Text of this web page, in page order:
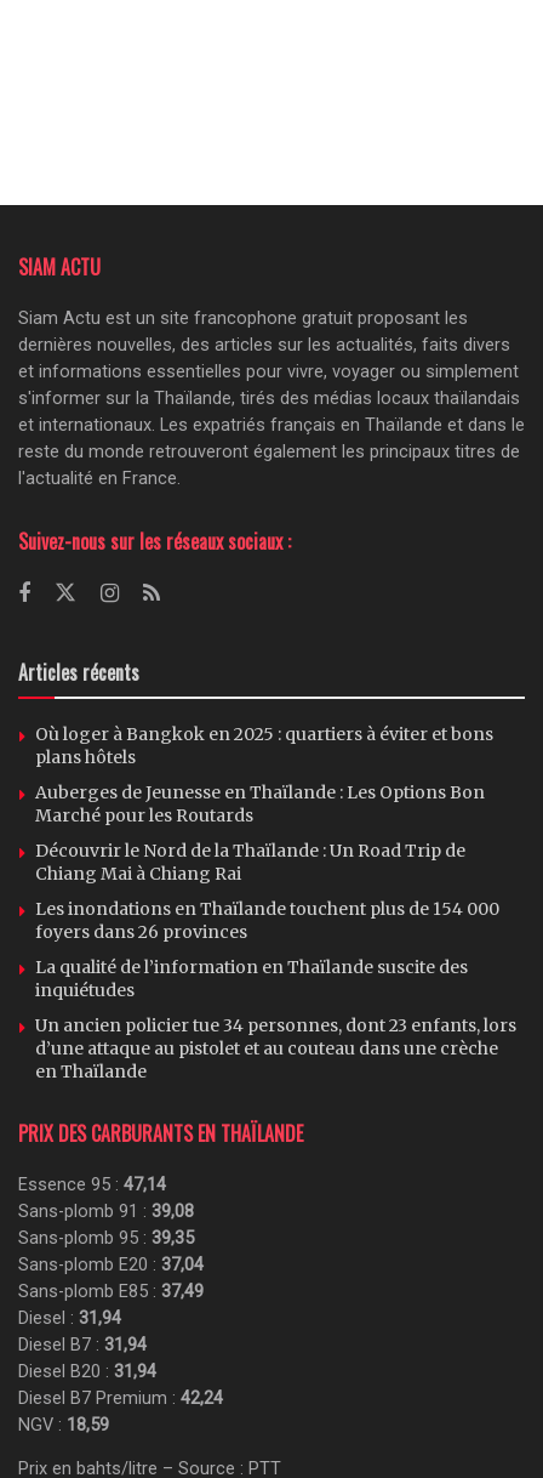
SIAM ACTU
Siam Actu est un site francophone gratuit proposant les
dernières nouvelles, des articles sur les actualités, faits divers
et informations essentielles pour vivre, voyager ou simplement
s'informer sur la Thaïlande, tirés des médias locaux thaïlandais
et internationaux. Les expatriés français en Thaïlande et dans le
reste du monde retrouveront également les principaux titres de
l'actualité en France.
Suivez-nous sur les réseaux sociaux :
Articles récents
Où loger à Bangkok en 2025 : quartiers à éviter et bons
plans hôtels
Auberges de Jeunesse en Thaïlande : Les Options Bon
Marché pour les Routards
Découvrir le Nord de la Thaïlande : Un Road Trip de
Chiang Mai à Chiang Rai
Les inondations en Thaïlande touchent plus de 154 000
foyers dans 26 provinces
La qualité de l’information en Thaïlande suscite des
inquiétudes
Un ancien policier tue 34 personnes, dont 23 enfants, lors
d’une attaque au pistolet et au couteau dans une crèche
en Thaïlande
PRIX DES CARBURANTS EN THAÏLANDE
Essence 95 : 47,14
Sans-plomb 91 : 39,08
Sans-plomb 95 : 39,35
Sans-plomb E20 : 37,04
Sans-plomb E85 : 37,49
Diesel : 31,94
Diesel B7 : 31,94
Diesel B20 : 31,94
Diesel B7 Premium : 42,24
NGV : 18,59
Prix en bahts/litre – Source : PTT